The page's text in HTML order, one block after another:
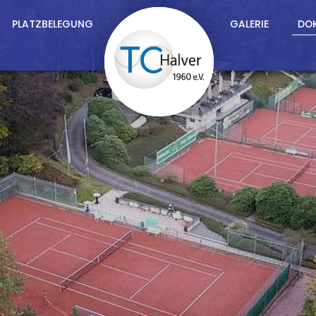
PLATZBELEGUNG GALERIE